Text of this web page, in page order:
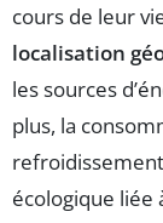
cours de leur
localisation
les sources
plus, la
écologique liée